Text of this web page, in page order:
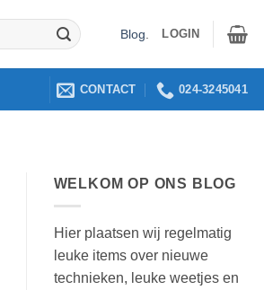
Blog LOGIN
CONTACT 024-3245041
WELKOM OP ONS BLOG
Hier plaatsen wij regelmatig
leuke items over nieuwe
technieken, leuke weetjes en